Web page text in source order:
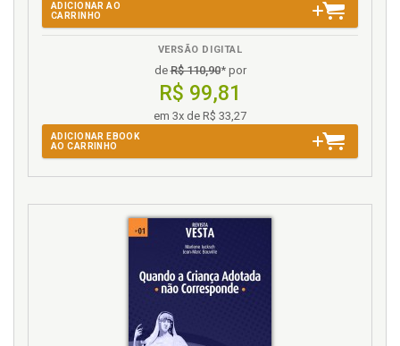
ADICIONAR AO
CARRINHO
VERSÃO DIGITAL
deR$ 110,90* por
R$ 99,81
em 3x de R$ 33,27
ADICIONAR EBOOK
AO CARRINHO